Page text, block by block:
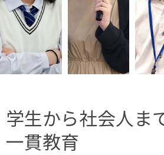
学生から社会人ま
一貫教育